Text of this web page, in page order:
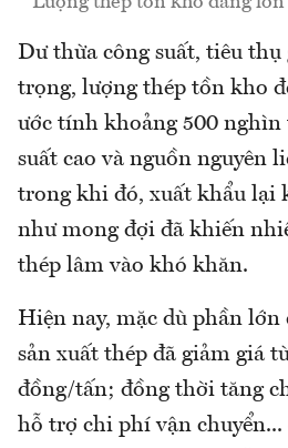
Dư thừa công suất, tiêu
trọng, lượng thép tồn kho
ước tính khoảng 500 nghìn
suất cao và nguồn nguyên
trong khi đó, xuất khẩu lại
như mong đợi đã khiến
thép lâm vào khó khăn.
Hiện nay, mặc dù phần lớn
sản xuất thép đã giảm giá
đồng/tấn; đồng thời tăng
hỗ trợ chi phí vận chuyển...